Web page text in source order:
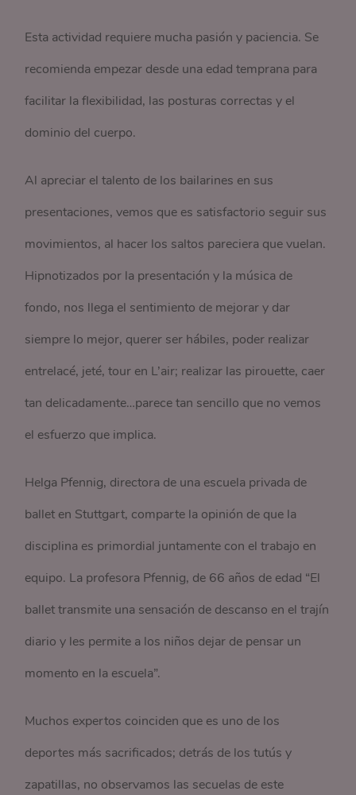
Esta actividad requiere mucha pasión y paciencia. Se
recomienda empezar desde una edad temprana para
facilitar la flexibilidad, las posturas correctas y el
dominio del cuerpo.
Al apreciar el talento de los bailarines en sus
presentaciones, vemos que es satisfactorio seguir sus
movimientos, al hacer los saltos pareciera que vuelan.
Hipnotizados por la presentación y la música de
fondo, nos llega el sentimiento de mejorar y dar
siempre lo mejor, querer ser hábiles, poder realizar
entrelacé, jeté, tour en L’air; realizar las pirouette, caer
tan delicadamente…parece tan sencillo que no vemos
el esfuerzo que implica.
Helga Pfennig, directora de una escuela privada de
ballet en Stuttgart, comparte la opinión de que la
disciplina es primordial juntamente con el trabajo en
equipo. La profesora Pfennig, de 66 años de edad “El
ballet transmite una sensación de descanso en el trajín
diario y les permite a los niños dejar de pensar un
momento en la escuela”.
Muchos expertos coinciden que es uno de los
deportes más sacrificados; detrás de los tutús y
zapatillas, no observamos las secuelas de este